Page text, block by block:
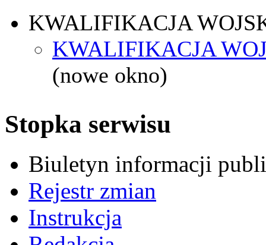
KWALIFIKACJA
KWALIFIKACJA
(nowe okno)
Stopka serwisu
Biuletyn informacji
Rejestr zmian
Instrukcja